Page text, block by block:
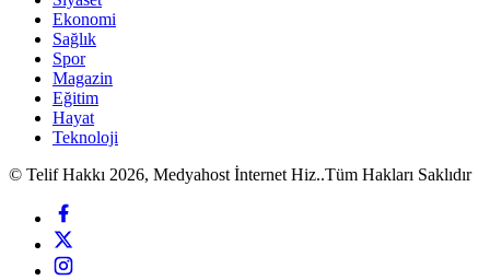
Ekonomi
Sağlık
Spor
Magazin
Eğitim
Hayat
Teknoloji
© Telif Hakkı 2026, Medyahost İnternet Hiz..Tüm Hakları Saklıdır